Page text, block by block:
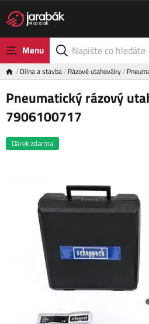
Menu
Dílna a stavba Rázové utahováky
Pneumatický rázový
7906100717
Dárek zdarma